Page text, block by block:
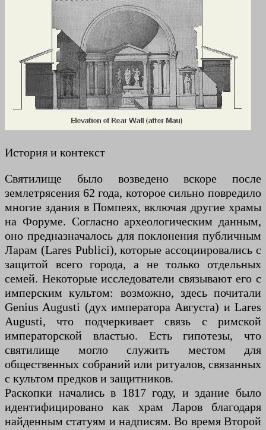
История и контекст
Святилище было возведено вскоре после
землетрясения 62 года, которое сильно повредило
многие здания в Помпеях, включая другие храмы
на Форуме. Согласно археологическим данным,
оно предназначалось для поклонения публичным
Ларам (Lares Publici), которые ассоциировались с
защитой всего города, а не только отдельных
семей. Некоторые исследователи связывают его с
имперским культом: возможно, здесь почитали
Genius Augusti (дух императора Августа) и Lares
Augusti, что подчеркивает связь с римской
императорской властью. Есть гипотезы, что
святилище могло служить местом для
общественных собраний или ритуалов, связанных
с культом предков и защитников.
Раскопки начались в 1817 году, и здание было
идентифицировано как храм Ларов благодаря
найденным статуям и надписям. Во время Второй